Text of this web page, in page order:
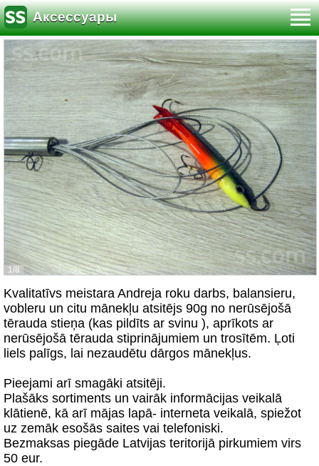
Аксессуары
1/8
Kvalitatīvs meistara Andreja roku darbs, balansieru,
vobleru un citu mānekļu atsitējs 90g no nerūsējošā
tērauda stieņa (kas pildīts ar svinu ), aprīkots ar
nerūsējošā tērauda stiprinājumiem un trosītēm. Ļoti
liels palīgs, lai nezaudētu dārgos mānekļus.
Pieejami arī smagāki atsitēji.
Plašāks sortiments un vairāk informācijas veikalā
klātienē, kā arī mājas lapā- interneta veikalā, spiežot
uz zemāk esošās saites vai telefoniski.
Bezmaksas piegāde Latvijas teritorijā pirkumiem virs
50 eur.